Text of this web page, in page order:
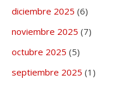
diciembre 2025 (6)
noviembre 2025 (7)
octubre 2025 (5)
septiembre 2025 (1)